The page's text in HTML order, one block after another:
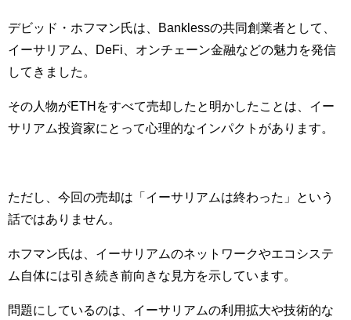
デビッド・ホフマン氏は、Banklessの共同創業者として、
イーサリアム、DeFi、オンチェーン金融などの魅力を発信
してきました。
その人物がETHをすべて売却したと明かしたことは、イー
サリアム投資家にとって心理的なインパクトがあります。
ただし、今回の売却は「イーサリアムは終わった」という
話ではありません。
ホフマン氏は、イーサリアムのネットワークやエコシステ
ム自体には引き続き前向きな見方を示しています。
問題にしているのは、イーサリアムの利用拡大や技術的な